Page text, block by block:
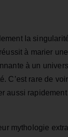
la
à marier
à un
C’est rare de
aussi
mythologie